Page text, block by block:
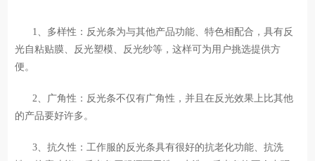
1、多样性：反光条为与其他产品功能、特色相配合，具有反
光自粘贴膜、反光塑模、反光纱等，这样可为用户挑选提供方
便。
2、广角性：反光条不仅有广角性，并且在反光效果上比其他
的产品要好许多。
3、抗久性：工作服的反光条具有很好的抗老化功能、抗洗